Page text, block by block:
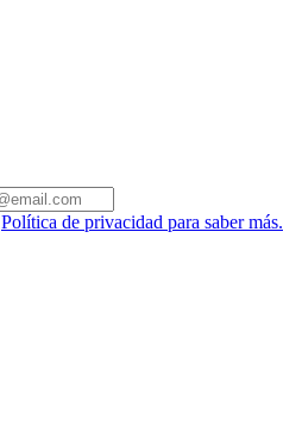
Política de privacidad para saber más.